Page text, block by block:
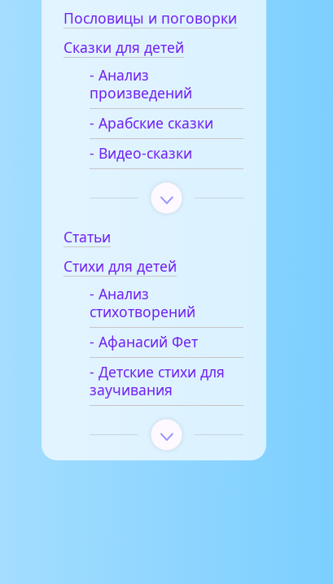
Пословицы и поговорки
Сказки для детей
- Анализ
произведений
- Арабские сказки
- Видео-сказки
Статьи
Стихи для детей
- Анализ
стихотворений
- Афанасий Фет
- Детские стихи для
заучивания